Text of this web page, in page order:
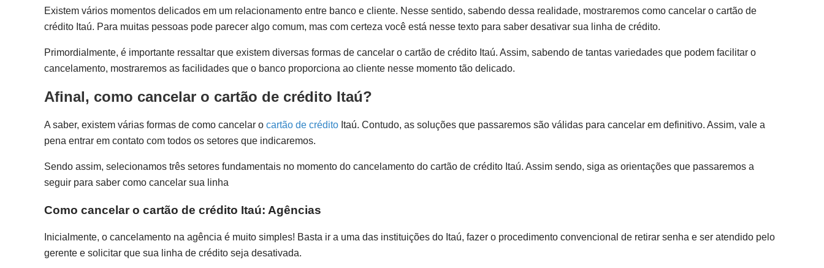
Existem vários momentos delicados em um relacionamento entre banco e cliente. Nesse sentido, sabendo dessa realidade, mostraremos como cancelar o cartão de
crédito Itaú. Para muitas pessoas pode parecer algo comum, mas com certeza você está nesse texto para saber desativar sua linha de crédito.
Primordialmente, é importante ressaltar que existem diversas formas de cancelar o cartão de crédito Itaú. Assim, sabendo de tantas variedades que podem facilitar o
cancelamento, mostraremos as facilidades que o banco proporciona ao cliente nesse momento tão delicado.
Afinal, como cancelar o cartão de crédito Itaú?
A saber, existem várias formas de como cancelar o cartão de crédito Itaú. Contudo, as soluções que passaremos são válidas para cancelar em definitivo. Assim, vale a
pena entrar em contato com todos os setores que indicaremos.
Sendo assim, selecionamos três setores fundamentais no momento do cancelamento do cartão de crédito Itaú. Assim sendo, siga as orientações que passaremos a
seguir para saber como cancelar sua linha
Como cancelar o cartão de crédito Itaú: Agências
Inicialmente, o cancelamento na agência é muito simples! Basta ir a uma das instituições do Itaú, fazer o procedimento convencional de retirar senha e ser atendido pelo
gerente e solicitar que sua linha de crédito seja desativada.